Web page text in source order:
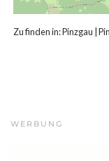
Zu finden in:Pinzgau
WERBUNG